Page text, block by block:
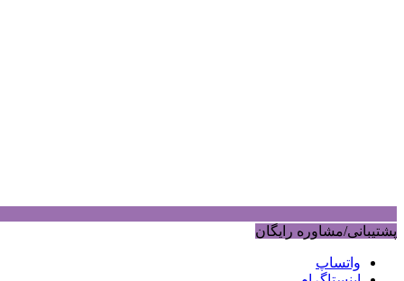
پشتیبانی/مشاوره رایگان
واتساپ